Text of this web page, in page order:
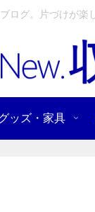
ログ。片づけが
ッズ・家具